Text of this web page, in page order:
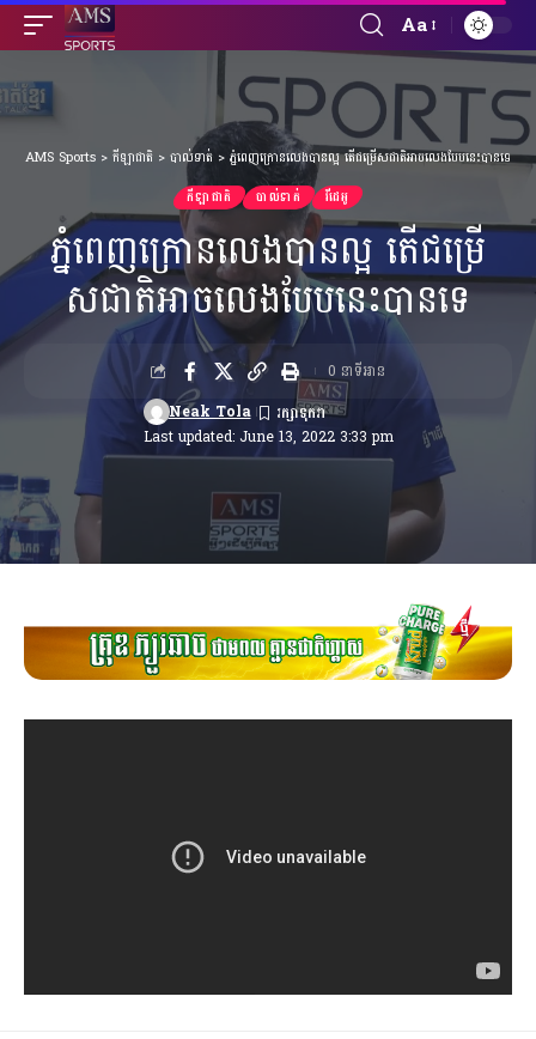
Font
Resizer
Aa
AMS Sports > កីឡាជាតិ > បាល់ទាត់ > ភ្នំពេញក្រោនលេងបានល្អ តេីជម្រេីសជាតិអាចលេងបែបនេះបានទេ
កីឡាជាតិ បាល់ទាត់ វីដេអូ
ភ្នំពេញក្រោនលេងបានល្អ តេីជម្រេី
សជាតិអាចលេងបែបនេះបានទេ
Last updated: June 13, 2022 3:33 pm
Neak Tola
0 នាទីអាន